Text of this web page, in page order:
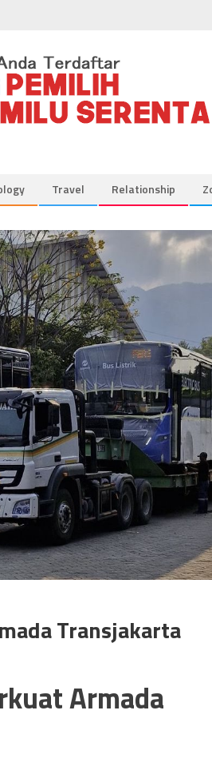
Travel Relationship
Transjakarta
Armada